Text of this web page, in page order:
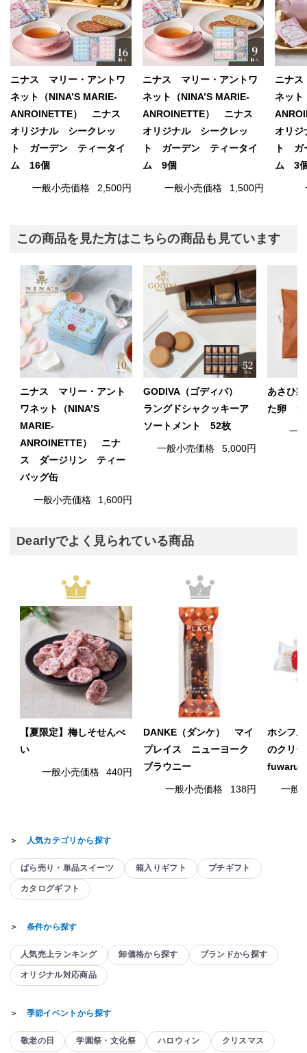
ニナス マリー・アントワ
ネット（NINA’S MARIE-
ANROINETTE） ニナス
オリジナル シークレッ
ト ガーデン ティータイ
ム 16個
一般小売価格 2,500円
ニナス マリー・アントワ
ネット（NINA’S MARIE-
ANROINETTE） ニナス
オリジナル シークレッ
ト ガーデン ティータイ
ム 9個
一般小売価格 1,500円
ニナ
ネット
オリ
ト ガ
ム 3
この商品を見た方はこちらの商品も見ています
ニナス マリー・アント
ワネット（NINA’S
MARIE-
ANROINETTE） ニナ
ス ダージリン ティー
バッグ缶
一般小売価格 1,600円
GODIVA（ゴディバ）
ラングドシャクッキーア
ソートメント 52枚
一般小売価格 5,000円
あさひ
た卵 シ
一
Dearlyでよく見られている商品
1
【夏限定】梅しそせんべ
い
一般小売価格 440円
2
DANKE（ダンケ） マイ
プレイス ニューヨーク
ブラウニー
一般小売価格 138円
ホシフ
のクリ
fuwaru
一般
＞ 人気カテゴリから探す
ばら売り・単品スイーツ 箱入りギフト プチギフト
カタログギフト
＞ 条件から探す
人気売上ランキング 卸価格から探す ブランドから探す
オリジナル対応商品
＞ 季節イベントから探す
敬老の日 学園祭・文化祭 ハロウィン クリスマス